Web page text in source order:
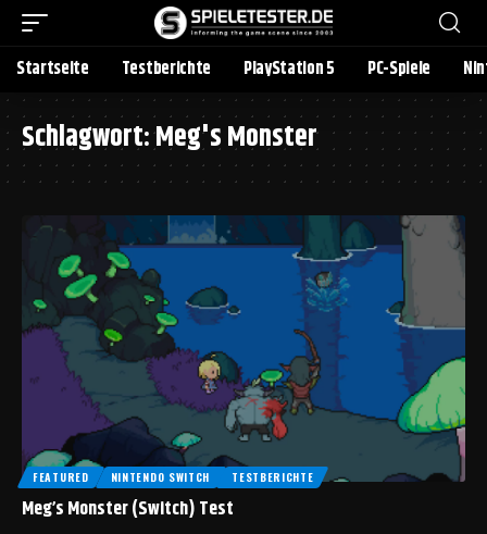
Startseite Testberichte PlayStation 5 PC-Spiele
Schlagwort:Meg's Monster
FEATURED NINTENDO SWITCH TESTBERICHTE
Meg’s Monster (Switch) Test